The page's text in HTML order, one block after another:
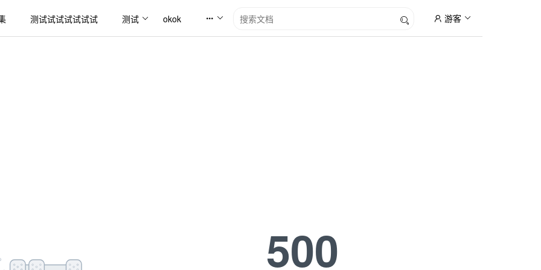
测试试试试试试试 测试 okok 游客
500